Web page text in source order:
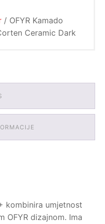
/ OFYR Kamado
Ceramic Dark
kombinira umjetnost
OFYR dizajnom. Ima